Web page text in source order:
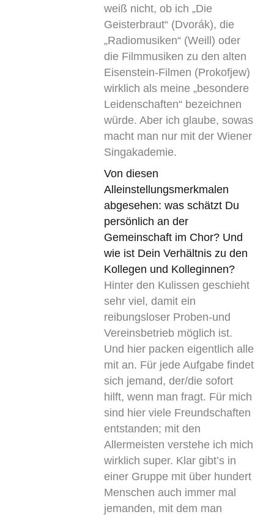
weiß nicht, ob ich „Die
Geisterbraut“ (Dvorák), die
„Radiomusiken“ (Weill) oder
die Filmmusiken zu den alten
Eisenstein-Filmen (Prokofjew)
wirklich als meine „besondere
Leidenschaften“ bezeichnen
würde. Aber ich glaube, sowas
macht man nur mit der Wiener
Singakademie.
Von diesen
Alleinstellungsmerkmalen
abgesehen: was schätzt Du
persönlich an der
Gemeinschaft im Chor? Und
wie ist Dein Verhältnis zu den
Kollegen und Kolleginnen?
Hinter den Kulissen geschieht
sehr viel, damit ein
reibungsloser Proben-und
Vereinsbetrieb möglich ist.
Und hier packen eigentlich alle
mit an. Für jede Aufgabe findet
sich jemand, der/die sofort
hilft, wenn man fragt. Für mich
sind hier viele Freundschaften
entstanden; mit den
Allermeisten verstehe ich mich
wirklich super. Klar gibt’s in
einer Gruppe mit über hundert
Menschen auch immer mal
jemanden, mit dem man